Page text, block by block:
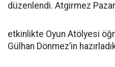
düzenlendi. Atgirmez
etkinlikte Oyun Atölyesi
Gülhan Dönmez’in